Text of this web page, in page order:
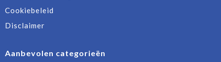
Cookiebeleid
Disclaimer
Aanbevolen categorieën